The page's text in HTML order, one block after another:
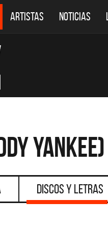
ARTISTAS NOTICIAS
Yankee)
Discos y Letras